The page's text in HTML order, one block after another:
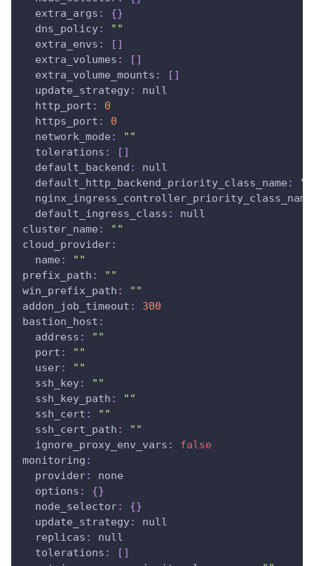
extra_args : {}
dns_policy:
""
extra_envs : [ ]
extra_volumes : [ ]
extra_volume_mounts : [ ]
update_strategy:
null
http_port :
0
https_port :
0
network_mode :
""
tolerations : [ ]
default_backend :
null
default_http_backend_priority_class_name :
""
nginx_ingress_controller_priority_class_name
default_ingress_class :
null
cluster_name :
""
cloud_provider:
name :
""
prefix_path :
""
win_prefix_path :
""
addon_job_timeout :
300
bastion_host :
address :
""
port :
""
user:
""
ssh_key:
""
ssh_key_path :
""
ssh_cert :
""
ssh_cert_path :
""
ignore_proxy_env_vars :
false
monitoring :
provider:
none
options : {}
node_selector: {}
update_strategy:
null
replicas :
null
tolerations : [ ]